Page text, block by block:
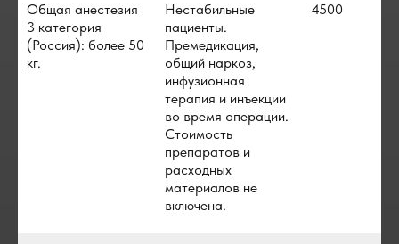
Общая анестезия
3 категория
(Россия): более 50
кг.
Нестабильные
пациенты.
Премедикация,
общий наркоз,
инфузионная
терапия и инъекции
во время операции.
Стоимость
препаратов и
расходных
материалов не
включена.
4500